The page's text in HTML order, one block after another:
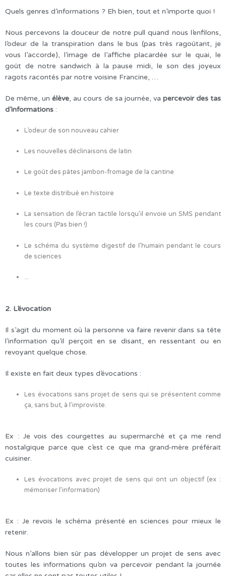
Quels genres d’informations ? Eh bien, tout et n’importe quoi !
Nous percevons la douceur de notre pull quand nous l’enfilons,
l’odeur de la transpiration dans le bus (pas très ragoûtant, je
vous l’accorde), l’image de l’affiche placardée sur le quai, le
goût de notre sandwich à la pause midi, le son des joyeux
ragots racontés par notre voisine Francine, …
De même, unélève, au cours de sa journée, va percevoir des tas
d’informations :
L’odeur de son nouveau cahier
Les nouvelles déclinaisons de latin
Le goût des pâtes jambon-fromage de la cantine
Le texte distribué en histoire
La sensation de l’écran tactile lorsqu’il envoie un SMS pendant
les cours (Pas bien !)
Le schéma du système digestif de l’humain pendant le cours
de sciences
...
2. L’évocation
Il s’agit du moment où la personne va faire revenir dans sa tête
l’information qu’il perçoit en se disant, en ressentant ou en
revoyant quelque chose.
Il existe en fait deux types d’évocations :
Les évocations sans projet de sens qui se présentent comme
ça, sans but, à l’improviste.
Ex : Je vois des courgettes au supermarché et ça me rend
nostalgique parce que c’est ce que ma grand-mère préférait
cuisiner.
Les évocations avec projet de sens qui ont un objectif (ex :
mémoriser l’information)
Ex : Je revois le schéma présenté en sciences pour mieux le
retenir.
Nous n’allons bien sûr pas développer un projet de sens avec
toutes les informations qu’on va percevoir pendant la journée